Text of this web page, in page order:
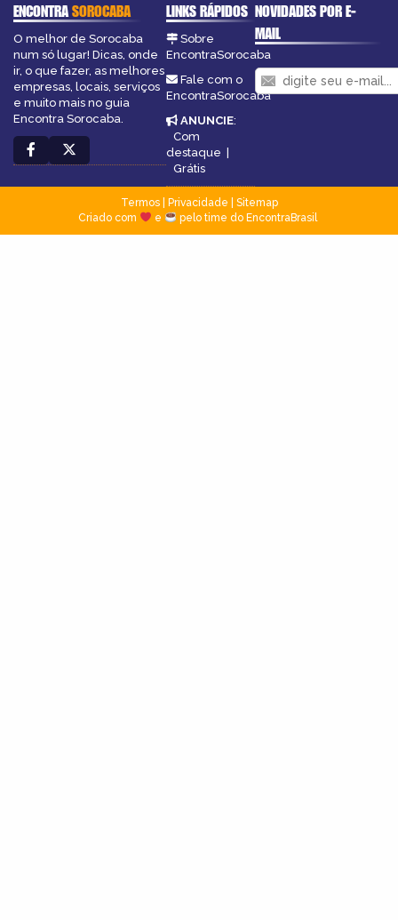
ENCONTRASOROCABA
O melhor de Sorocaba
num só lugar! Dicas, onde
ir, o que fazer, as melhores
empresas, locais, serviços
e muito mais no guia
Encontra Sorocaba.
LINKS RÁPIDOS
Sobre
EncontraSorocaba
Fale com o
EncontraSorocaba
ANUNCIE:
Com
destaque |
Grátis
NOVIDADES POR E-
MAIL
Termos| Privacidade
Sitemap
Criado com
e pelo time do EncontraBrasil